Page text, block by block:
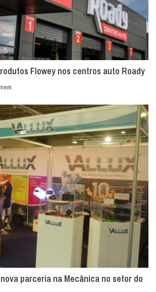
Flowey nos centros auto Roady
parceria na Mecânica no setor do